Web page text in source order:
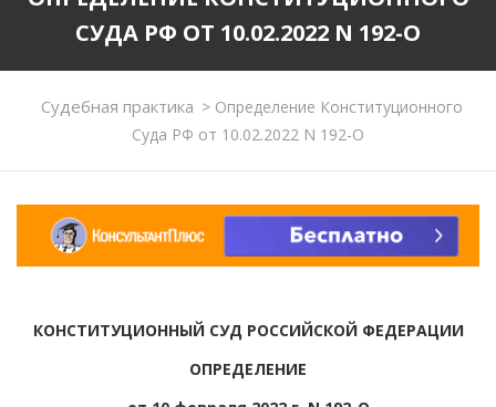
СУДА РФ ОТ 10.02.2022 N 192-О
Судебная практика > Определение Конституционного
Суда РФ от 10.02.2022 N 192-О
КОНСТИТУЦИОННЫЙ СУД РОССИЙСКОЙ ФЕДЕРАЦИИ
ОПРЕДЕЛЕНИЕ